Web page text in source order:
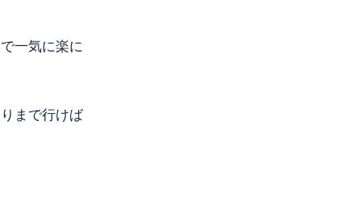
一気に楽に
まで行けば